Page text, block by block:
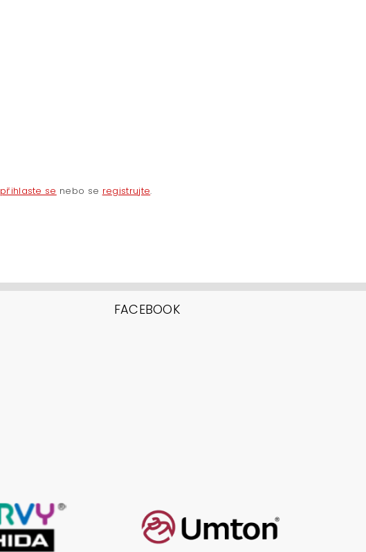
přihlaste se nebo se registrujte.
FACEBOOK